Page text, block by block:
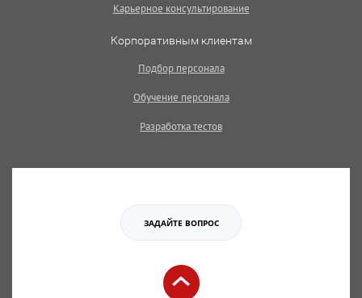
Карьерное консультирование
Корпоративным клиентам
Подбор персонала
Обучение персонала
Разработка тестов
ЗАДАЙТЕ ВОПРОС